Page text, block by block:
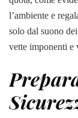
l’ambiente e
solo dal suono
vette imponenti e